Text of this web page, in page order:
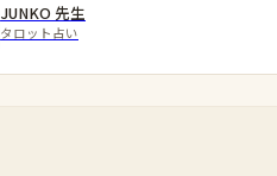
JUNKO 先生
タロット占い